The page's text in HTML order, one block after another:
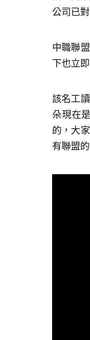
公司已
中職聯
下也立
該名工
朵現在
的，大
有聯盟